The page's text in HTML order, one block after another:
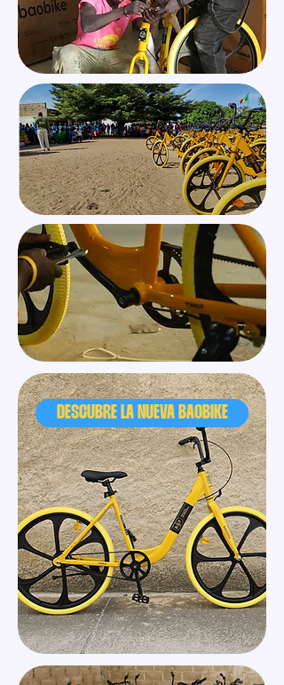
- Al ser unisex y del mismo color, es una
bici que se reconoce y se identifica. Así la
comunidad la asocia a la educación y
respeta su función.
- Al ser sencilla y robusta, las
reparaciones se reducen y también los
gastos de mantenimiento.
- Al ser nueva, es digna y dignifica a quién
la recibe.
- Al ser propiedad de las escuelas,
permite que puedan usarla todos los
alumnos que la necesiten a lo largo de
distintos cursos escolares.
Y seguramente nos dejamos un montón de
motivos más.
DESCUBRE LA NUEVA BAOBIKE